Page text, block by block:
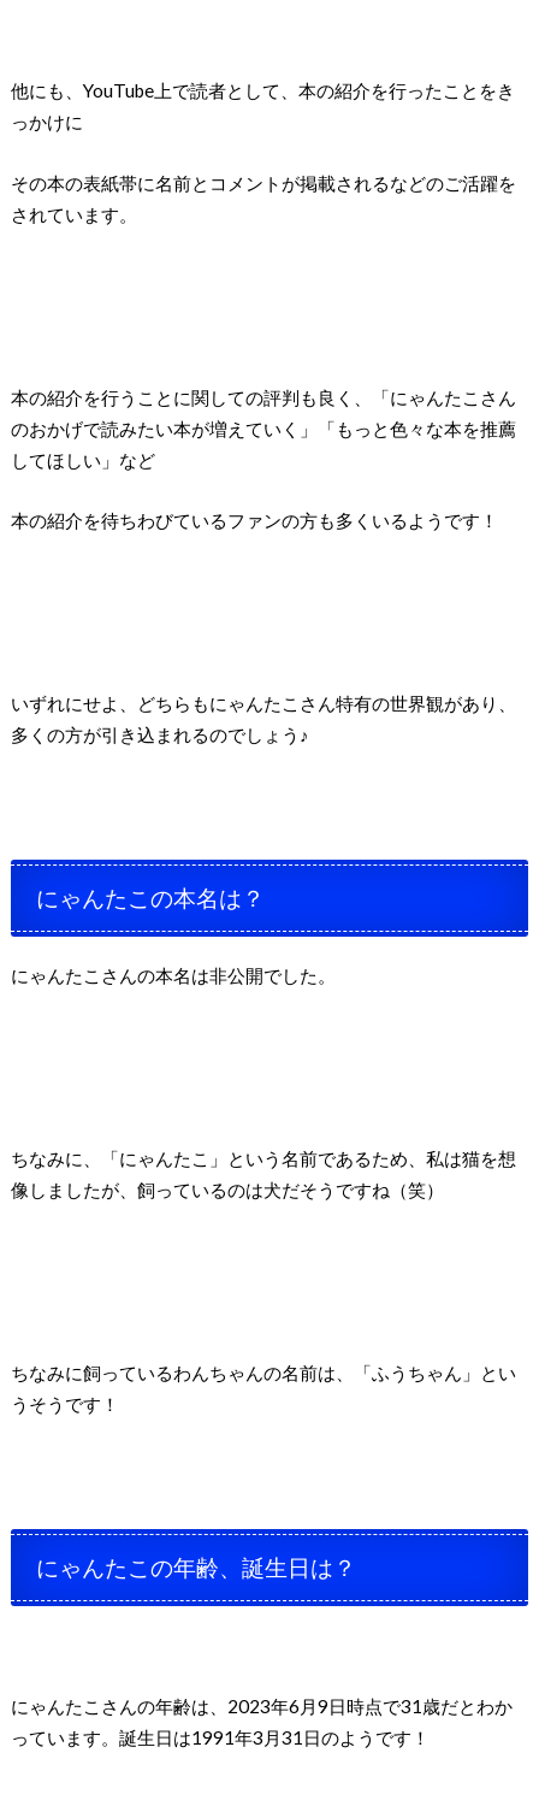
他にも、YouTube上で読者として、本の紹介を行ったことをき
っかけに
その本の表紙帯に名前とコメントが掲載されるなどのご活躍を
されています。
本の紹介を行うことに関しての評判も良く、「にゃんたこさん
のおかげで読みたい本が増えていく」「もっと色々な本を推薦
してほしい」など
本の紹介を待ちわびているファンの方も多くいるようです！
いずれにせよ、どちらもにゃんたこさん特有の世界観があり、
多くの方が引き込まれるのでしょう♪
にゃんたこの本名は？
にゃんたこさんの本名は非公開でした。
ちなみに、「にゃんたこ」という名前であるため、私は猫を想
像しましたが、飼っているのは犬だそうですね（笑）
ちなみに飼っているわんちゃんの名前は、「ふうちゃん」とい
うそうです！
にゃんたこの年齢、誕生日は？
にゃんたこさんの年齢は、2023年6月9日時点で31歳だとわか
っています。誕生日は1991年3月31日のようです！